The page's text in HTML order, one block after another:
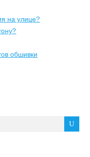
на улице?
обшивки